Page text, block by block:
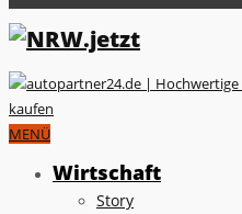
MENÜ
Wirtschaft
Story